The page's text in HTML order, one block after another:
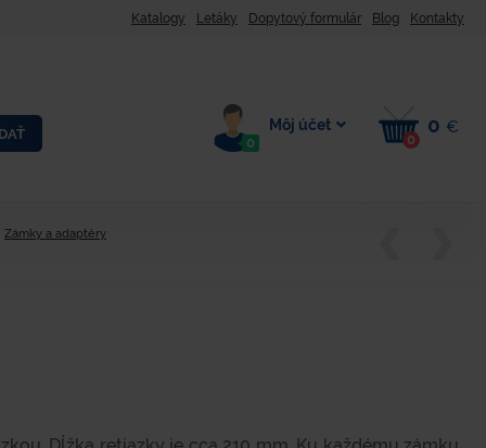
Katalogy Letáky Dopytový formulár Blog Kontakty
0
Môj účet
0
0 €
Zámky a adaptéry